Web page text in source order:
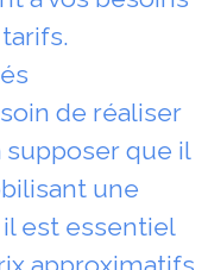
de réaliser
supposer que il
une
est essentiel